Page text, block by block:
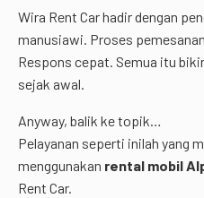
Wira Rent Car hadir dengan
manusiawi. Proses
Respons cepat. Semua itu
sejak awal.
Anyway, balik ke topik…
Pelayanan seperti inilah yang
menggunakan rental mobil
Rent Car.